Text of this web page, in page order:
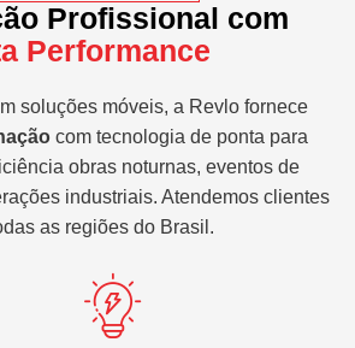
Profissional com
Performance
soluções móveis, a Revlo fornece
com tecnologia de ponta para
obras noturnas, eventos de
industriais. Atendemos clientes
as regiões do Brasil.